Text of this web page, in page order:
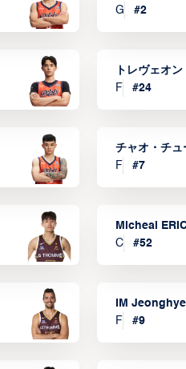
G
#2
トレヴェオ
F
#24
チャオ・チュ
F
#7
Micheal
C
#52
IM
F
#9